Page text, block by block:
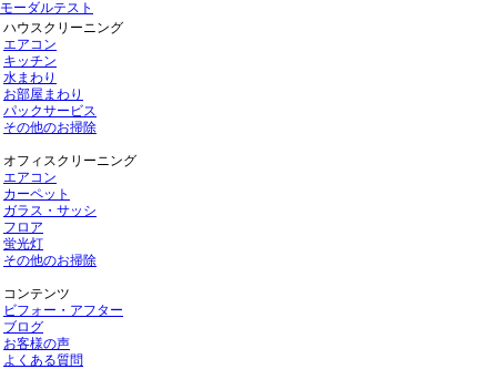
モーダルテスト
ハウスクリーニング
エアコン
キッチン
水まわり
お部屋まわり
パックサービス
その他のお掃除
オフィスクリーニング
エアコン
カーペット
ガラス・サッシ
フロア
蛍光灯
その他のお掃除
コンテンツ
ビフォー・アフター
ブログ
お客様の声
よくある質問